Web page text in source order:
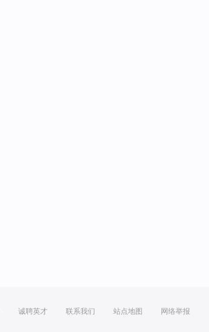
诚聘英才 联系我们 站点地图 网络举报